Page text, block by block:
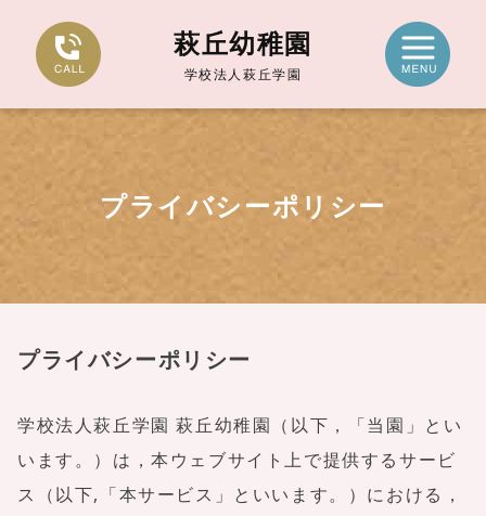
萩丘幼稚園
学校法人萩丘学園
プライバシーポリシー
プライバシーポリシー
学校法人萩丘学園 萩丘幼稚園（以下，「当園」とい
います。）は，本ウェブサイト上で提供するサービ
ス（以下,「本サービス」といいます。）における，